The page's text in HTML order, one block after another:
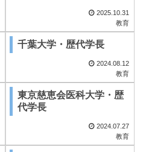
2025.10.31
教育
千葉大学・歴代学長
2024.08.12
教育
東京慈恵会医科大学・歴
代学長
2024.07.27
教育